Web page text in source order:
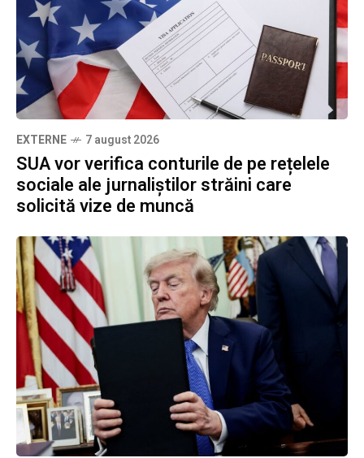
EXTERNE 7 august 2026
SUA vor verifica conturile de pe rețelele
sociale ale jurnaliștilor străini care
solicită vize de muncă